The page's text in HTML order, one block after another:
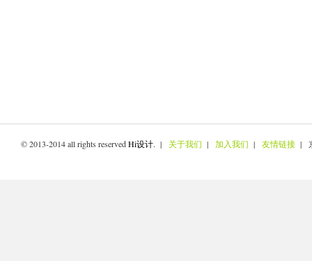
© 2013-2014 all rights reservedHi设计. | 关于我们 | 加入我们 | 友情链接 |